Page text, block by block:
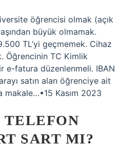
öğrencisi olmak (açık
büyük olmamak.
TL’yi geçmemek. Cihaz
Öğrencinin TC Kimlik
e-fatura düzenlenmeli. IBAN
satın alan öğrenciye ait
makale…•15 Kasım 2023
ŞART MI?